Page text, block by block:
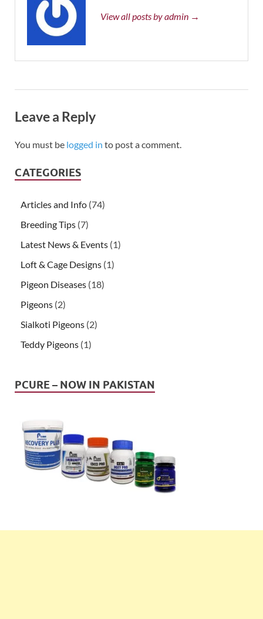
View all posts by admin →
Leave a Reply
You must be logged in to post a comment.
CATEGORIES
Articles and Info (74)
Breeding Tips (7)
Latest News & Events (1)
Loft & Cage Designs (1)
Pigeon Diseases (18)
Pigeons (2)
Sialkoti Pigeons (2)
Teddy Pigeons (1)
PCURE – NOW IN PAKISTAN